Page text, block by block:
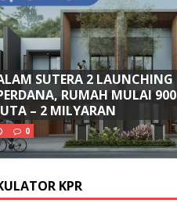
SUTERA 2 LAUNCHING
RUMAH MULAI 900
– 2 MILYARAN
0
KPR